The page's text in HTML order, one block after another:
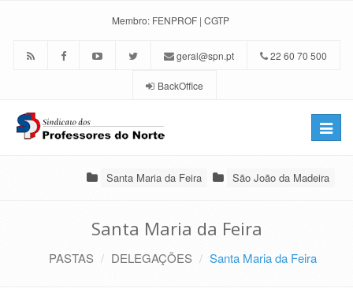
Membro: FENPROF | CGTP
geral@spn.pt 22 60 70 500
BackOffice
Toggle
Santa Maria da Feira São João da Madeira
Santa Maria da Feira
PASTAS DELEGAÇÕES Santa Maria da Feira